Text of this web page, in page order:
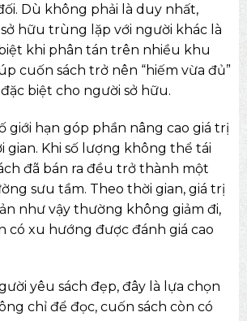
Dù không phải là duy nhất,
hữu trùng lặp với người khác là
khi phân tán trên nhiều khu
cuốn sách trở nên “hiếm vừa đủ”
biệt cho người sở hữu.
giới hạn góp phần nâng cao giá trị
gian. Khi số lượng không thể tái
đã bán ra đều trở thành một
sưu tầm. Theo thời gian, giá trị
như vậy thường không giảm đi,
có xu hướng được đánh giá cao
yêu sách đẹp, đây là lựa chọn
chỉ để đọc, cuốn sách còn có